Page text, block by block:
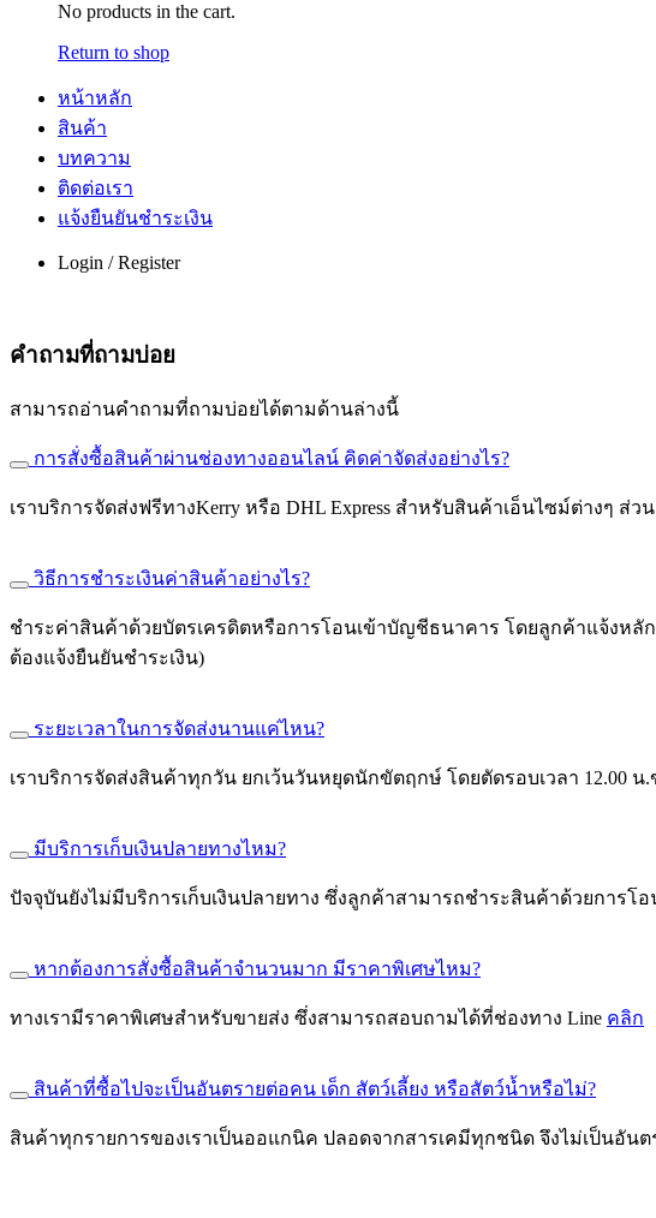
No products in the cart.
Return to shop
หน้าหลัก
สินค้า
บทความ
ติดต่อเรา
แจ้งยืนยันชำระเงิน
Login / Register
คำถามที่ถามบ่อย
สามารถอ่านคำถามที่ถามบ่อยได้ตามด้านล่างนี้
การสั่งซื้อสินค้าผ่านช่องทางออนไลน์ คิดค่าจัดส่งอย่างไร?
เราบริการจัดส่งฟรีทางKerry หรือ DHL Express สำหรับสินค้าเอ็นไซม์ต่างๆ ส่
วิธีการชำระเงินค่าสินค้าอย่างไร?
ชำระค่าสินค้าด้วยบัตรเครดิตหรือการโอนเข้าบัญชีธนาคาร โดยลูกค้าแจ้งหลั
ต้องแจ้งยืนยันชำระเงิน)
ระยะเวลาในการจัดส่งนานแค่ไหน?
เราบริการจัดส่งสินค้าทุกวัน ยกเว้นวันหยุดนักขัตฤกษ์ โดยตัดรอบเวลา 12.00
มีบริการเก็บเงินปลายทางไหม?
ปัจจุบันยังไม่มีบริการเก็บเงินปลายทาง ซึ่งลูกค้าสามารถชำระสินค้าด้วยการ
หากต้องการสั่งซื้อสินค้าจำนวนมาก มีราคาพิเศษไหม?
ทางเรามีราคาพิเศษสำหรับขายส่ง ซึ่งสามารถสอบถามได้ที่ช่องทาง Line คลิก
สินค้าที่ซื้อไปจะเป็นอันตรายต่อคน เด็ก สัตว์เลี้ยง หรือสัตว์น้ำหรือไม่?
สินค้าทุกรายการของเราเป็นออแกนิค ปลอดจากสารเคมีทุกชนิด จึงไม่เป็นอั